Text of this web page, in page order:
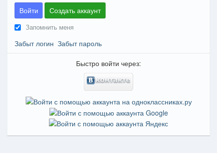
Войти Создать аккаунт
Запомнить меня
Забыт логин Забыт пароль
Быстро войти через: